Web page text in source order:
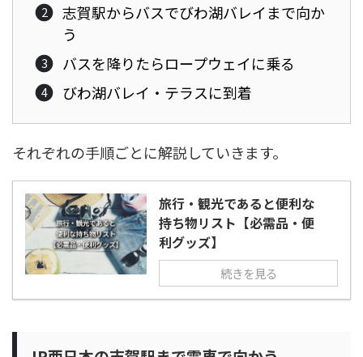
志賀駅からバスでびわ湖バレイまで向か
う
バスを降りたらロープウェイに乗る
びわ湖バレイ・テラスに到着
それぞれの手順ごとに解説していきます。
旅行・観光であると便利な
持ち物リスト【必需品・便
利グッズ】
続きを見る